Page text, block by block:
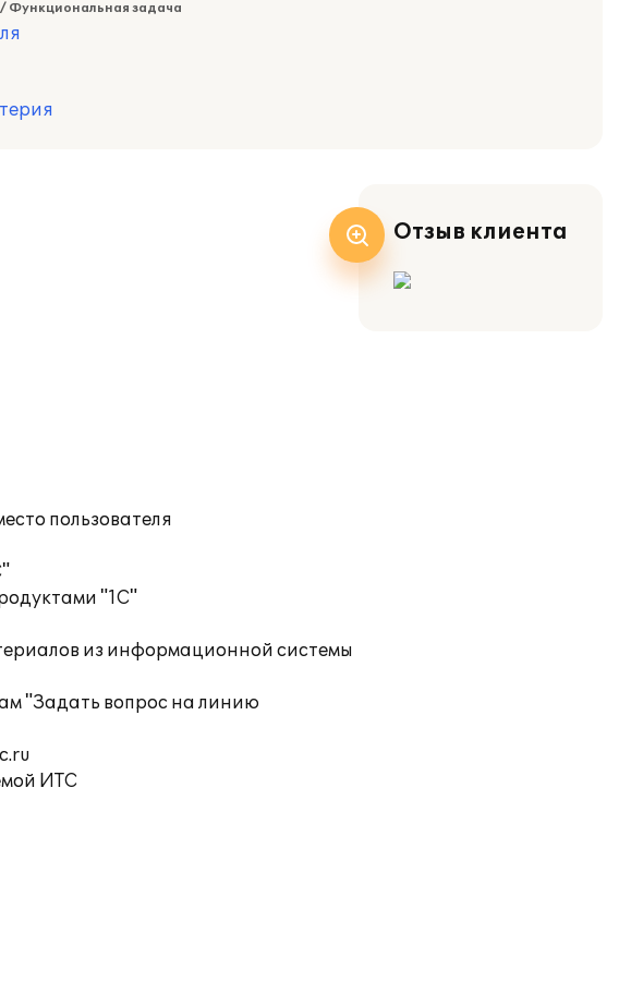
Функциональная задача
пользователя
"1С"
из информационной системы
"Задать вопрос на линию
ИТС
Отзыв клиента